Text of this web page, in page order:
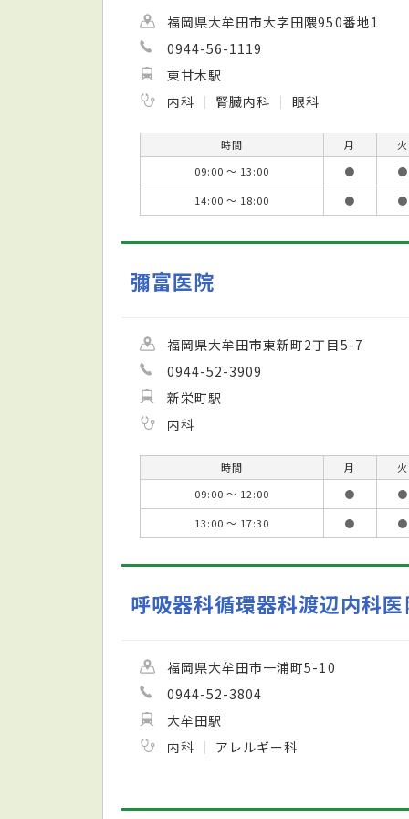
福岡県大牟田市大字田隈950番地1
0944-56-1119
東甘木駅
内科
腎臓内科 眼科
時間 月 火
09:00 ～ 13:00
● ●
14:00 ～ 18:00
● ●
彌富医院
福岡県大牟田市東新町2丁目5-7
0944-52-3909
新栄町駅
内科
時間 月 火
09:00 ～ 12:00
● ●
13:00 ～ 17:30
● ●
呼吸器科循環器科渡辺内科
福岡県大牟田市一浦町5-10
0944-52-3804
大牟田駅
内科
アレルギー科